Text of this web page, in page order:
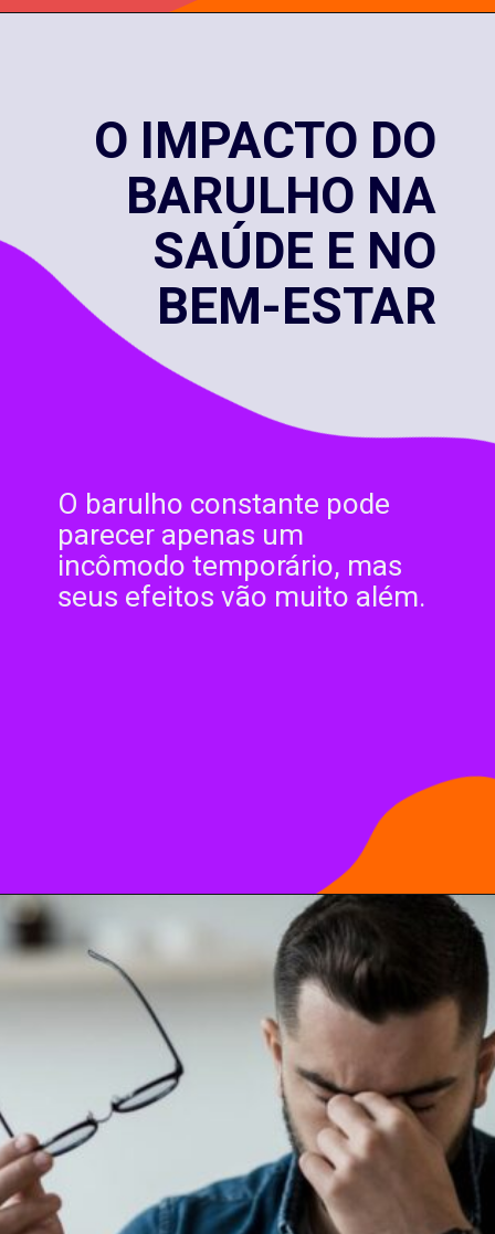
O IMPACTO DO
BARULHO NA
SAÚDE E NO
BEM-ESTAR
O barulho constante pode
parecer apenas um
incômodo temporário, mas
seus efeitos vão muito além.